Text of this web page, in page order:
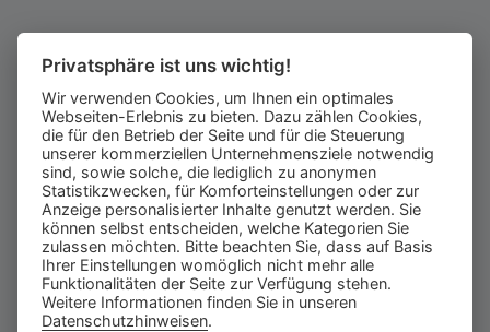
Privatsphäre ist uns wichtig!
Wir verwenden Cookies, um Ihnen ein optimales
Webseiten-Erlebnis zu bieten. Dazu zählen Cookies,
die für den Betrieb der Seite und für die Steuerung
unserer kommerziellen Unternehmensziele notwendig
sind, sowie solche, die lediglich zu anonymen
Statistikzwecken, für Komforteinstellungen oder zur
Anzeige personalisierter Inhalte genutzt werden. Sie
können selbst entscheiden, welche Kategorien Sie
zulassen möchten. Bitte beachten Sie, dass auf Basis
Ihrer Einstellungen womöglich nicht mehr alle
Funktionalitäten der Seite zur Verfügung stehen.
Weitere Informationen finden Sie in unseren
Datenschutzhinweisen.